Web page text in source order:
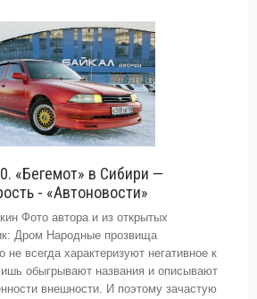
«Бегемот» в Сибири —
- «Автоновости»
Фото автора и из открытых
Дром Народные прозвища
не всегда характеризуют негативное к
обыгрывают названия и описывают
внешности. И поэтому зачастую